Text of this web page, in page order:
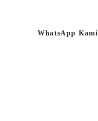
WhatsApp Kami